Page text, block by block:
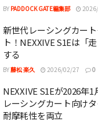
BY PADDOCK GATE編集部
新世代レーシングカー
ト！NEXXIVE S1Eは「
する
BY藤松 楽久 2026/02/27 0
NEXXIVE S1Eが2026年
レーシングカート向け
耐摩耗性を両立